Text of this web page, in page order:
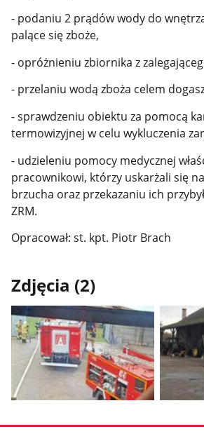
- podaniu 2 prądów wody do
palące się zboże,
- opróżnieniu zbiornika z
- przelaniu wodą zboża celem
- sprawdzeniu obiektu za pomocą
termowizyjnej w celu wykluczenia
- udzieleniu pomocy medycznej
pracownikowi, którzy uskarżali się
brzucha oraz przekazaniu ich
ZRM.
Opracował: st. kpt. Piotr Brach
Zdjęcia (2)
zdjęcie
zdjęcie